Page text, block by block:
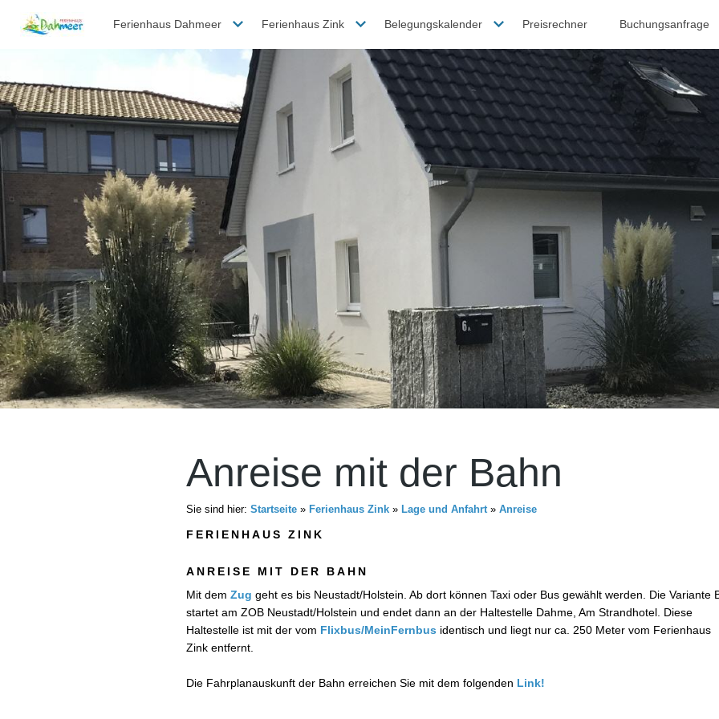
Ferienhaus Dahmeer Ferienhaus Zink Belegungskalender Preisrechner Buchungsanfrage
Anreise mit der Bahn
Sie sind hier: Startseite » Ferienhaus Zink » Lage und Anfahrt» Anreise
FERIENHAUS ZINK
ANREISE MIT DER BAHN
Mit dem Zug geht es bis Neustadt/Holstein. Ab dort können Taxi oder Bus gewählt werden. Die Variante
startet am ZOB Neustadt/Holstein und endet dann an der Haltestelle Dahme, Am Strandhotel. Diese
Haltestelle ist mit der vom Flixbus/MeinFernbus identisch und liegt nur ca. 250 Meter vom Ferienhaus
Zink entfernt.
Die Fahrplanauskunft der Bahn erreichen Sie mit dem folgenden Link!